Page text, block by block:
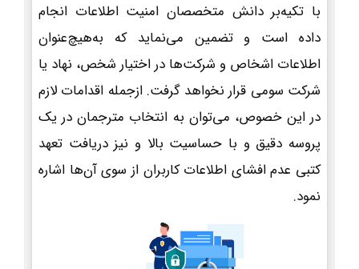
با تکیه‌بر دانش متخصصان امنیت اطلاعات انجام
داده است و تضمین می‌نماید که به‌هیچ‌عنوان
اطلاعات اشخاص و شرکت‌ها در اختیار شخص، نهاد یا
شرکت سومی قرار نخواهد گرفت. ازجمله اقدامات لازم
در این خصوص، می‌توان به انتخاب مترجمان در یک
پروسه دقیق و با حساسیت بالا و نیز دریافت تعهد
کتبی عدم افشای اطلاعات کاربران از سوی آن‌ها اشاره
نمود.